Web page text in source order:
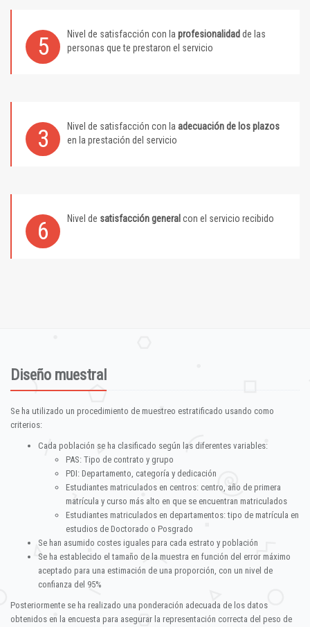
5 Nivel de satisfacción con la profesionalidad de las
personas que te prestaron el servicio
3 Nivel de satisfacción con la adecuación de los plazos
en la prestación del servicio
6 Nivel de satisfacción general con el servicio recibido
Diseño muestral
Se ha utilizado un procedimiento de muestreo estratificado usando como
criterios:
Cada población se ha clasificado según las diferentes variables:
PAS: Tipo de contrato y grupo
PDI: Departamento, categoría y dedicación
Estudiantes matriculados en centros: centro, año de primera
matrícula y curso más alto en que se encuentran matriculados
Estudiantes matriculados en departamentos: tipo de matrícula en
estudios de Doctorado o Posgrado
Se han asumido costes iguales para cada estrato y población
Se ha establecido el tamaño de la muestra en función del error máximo
aceptado para una estimación de una proporción, con un nivel de
confianza del 95%
Posteriormente se ha realizado una ponderación adecuada de los datos
obtenidos en la encuesta para asegurar la representación correcta del peso de